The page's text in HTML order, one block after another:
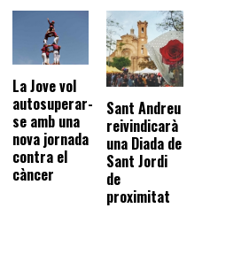
La Jove vol
autosuperar-
se amb una
nova jornada
contra el
càncer
Sant Andreu
reivindicarà
una Diada de
Sant Jordi
de
proximitat